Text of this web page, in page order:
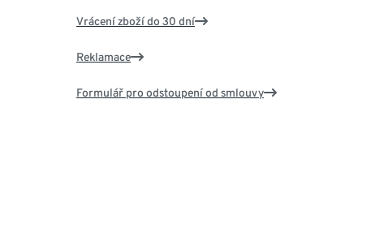
Vrácení zboží do 30 dní
Reklamace
Formulář pro odstoupení od smlouvy